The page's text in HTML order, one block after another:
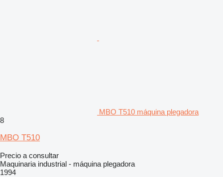
MBO T510 máquina plegadora
8
MBO T510
Precio a consultar
Maquinaria industrial - máquina plegadora
1994